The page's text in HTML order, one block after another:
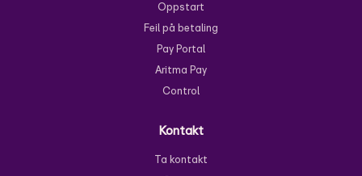
Oppstart
Feil på betaling
Pay Portal
Aritma Pay
Control
Kontakt
Ta kontakt